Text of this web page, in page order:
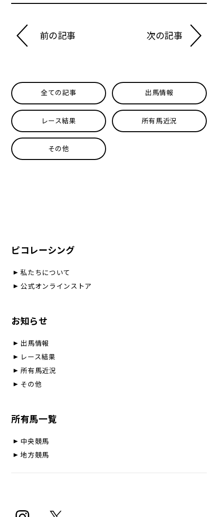
前の記事 次の記事
全ての記事 出馬情報
レース結果 所有馬近況
その他
ピコレーシング
私たちについて
公式オンラインストア
お知らせ
出馬情報
レース結果
所有馬近況
その他
所有馬一覧
中央競馬
地方競馬